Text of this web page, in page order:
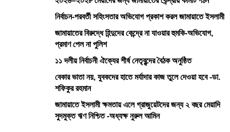
নির্বাচন-পরবর্তী সহিংসতার অভিযোগ প্রকাশ করল জামায়াতে ইসলামী
জামায়াতের বিরুদ্ধে হিন্দুদের কেন্দ্রে না যাওয়ার হুমকি-অভিযোগ,
প্রমাণ পেল না পুলিশ
১১ দলীয় নির্বাচনী ঐক্যের শীর্ষ নেতৃবৃন্দের বৈঠক অনুষ্ঠিত
বেকার ভাতা নয়, যুবকদের হাতে মর্যাদার কাজ তুলে দেওয়া হবে -ডা.
শফিকুর রহমান
জামায়াতে ইসলামী ক্ষমতায় এলে গ্রাজুয়েটদের জন্য ২ বছর মেয়াদি
সুদমুক্ত ঋণ নিশ্চিত -অধ্যক্ষ নুরুল আমিন